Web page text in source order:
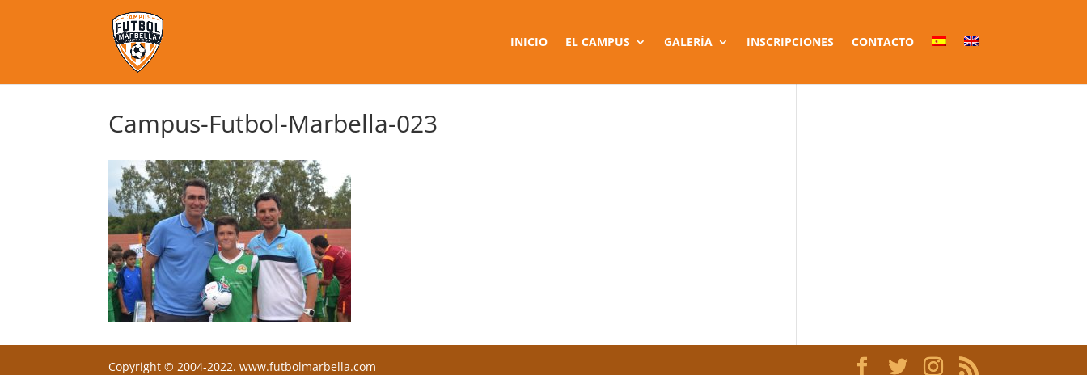
INICIO EL CAMPUS GALERÍA INSCRIPCIONES CONTACTO
Campus-Futbol-Marbella-023
Copyright © 2004-2022. www.futbolmarbella.com